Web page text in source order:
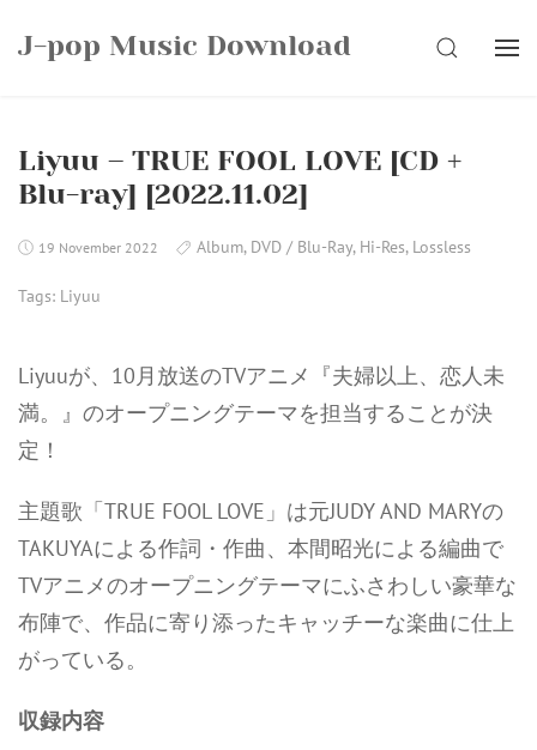
J-pop Music Download SEARCH
Liyuu – TRUE FOOL LOVE [CD +
Blu-ray] [2022.11.02]
19 November 2022 Album, DVD / Blu-Ray, Hi-Res, Lossless
Tags: Liyuu
Liyuuが、10月放送のTVアニメ『夫婦以上、恋人未
満。』のオープニングテーマを担当することが決
定！
主題歌「TRUE FOOL LOVE」は元JUDY AND MARYの
TAKUYAによる作詞・作曲、本間昭光による編曲で
TVアニメのオープニングテーマにふさわしい豪華な
布陣で、作品に寄り添ったキャッチーな楽曲に仕上
がっている。
収録内容